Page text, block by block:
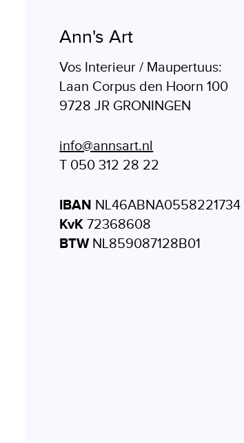
Ann's Art
Vos Interieur / Maupertuus:
Laan Corpus den Hoorn 100
9728 JR GRONINGEN
info@annsart.nl
T 050 312 28 22
IBAN NL46ABNA0558221734
KvK 72368608
BTWNL859087128B01